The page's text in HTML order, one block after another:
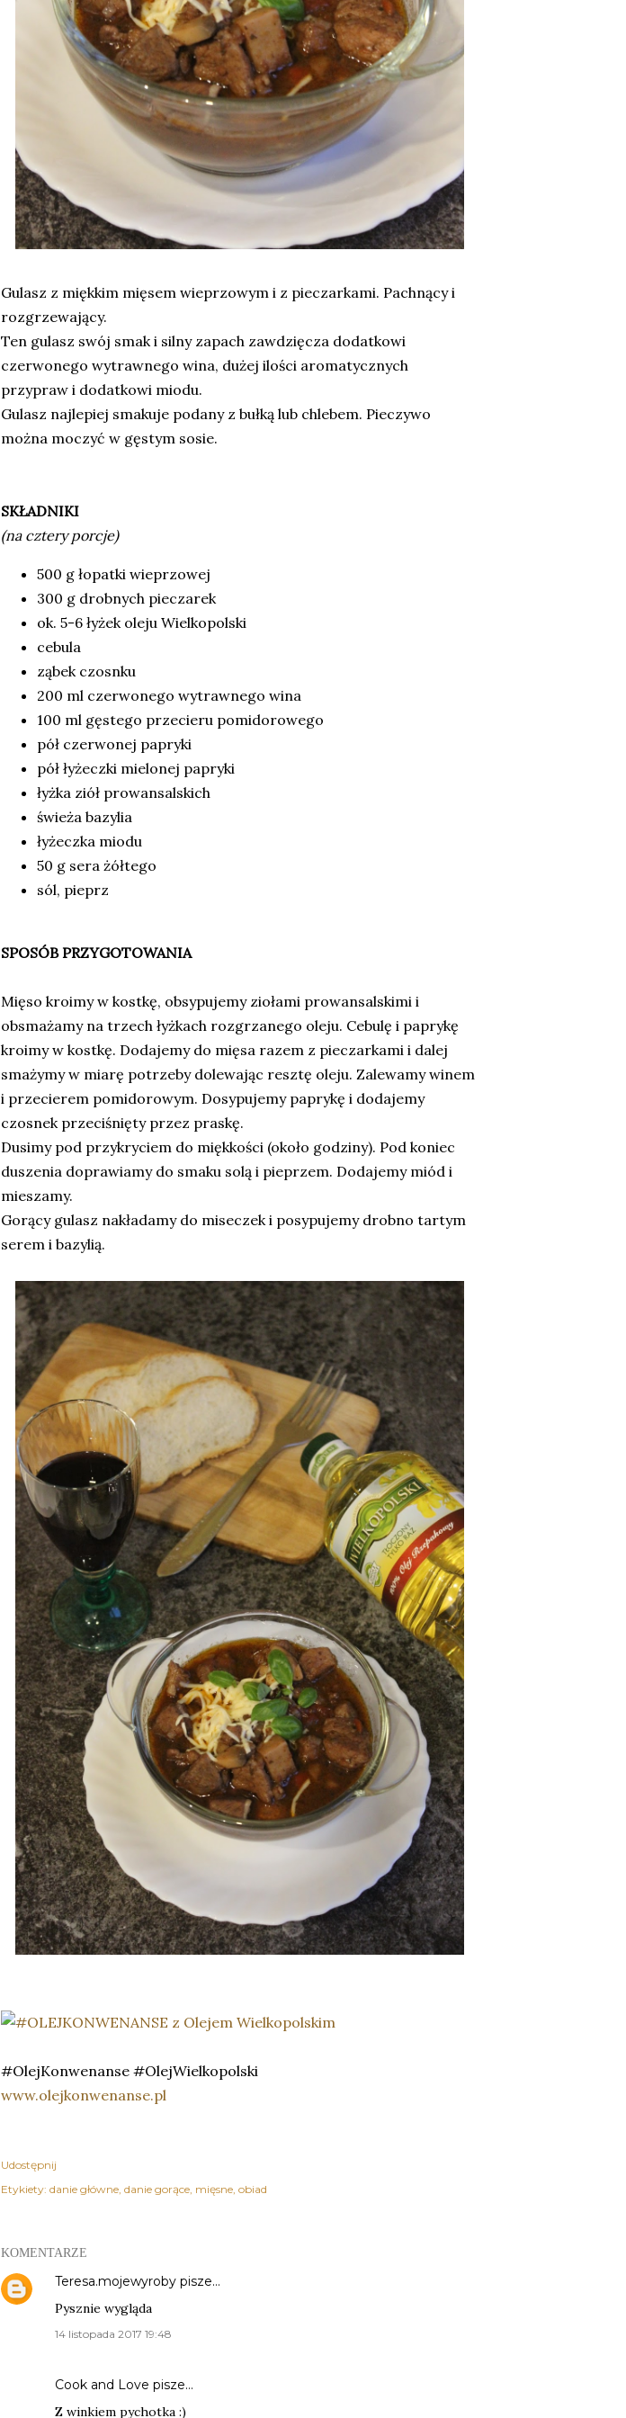
Gulasz z miękkim mięsem wieprzowym i z pieczarkami. Pachnący i
rozgrzewający.
Ten gulasz swój smak i silny zapach zawdzięcza dodatkowi
czerwonego wytrawnego wina, dużej ilości aromatycznych
przypraw i dodatkowi miodu.
Gulasz najlepiej smakuje podany z bułką lub chlebem. Pieczywo
można moczyć w gęstym sosie.
SKŁADNIKI
(na cztery porcje)
500 g łopatki wieprzowej
300 g drobnych pieczarek
ok. 5-6 łyżek oleju Wielkopolski
cebula
ząbek czosnku
200 ml czerwonego wytrawnego wina
100 ml gęstego przecieru pomidorowego
pół czerwonej papryki
pół łyżeczki mielonej papryki
łyżka ziół prowansalskich
świeża bazylia
łyżeczka miodu
50 g sera żółtego
sól, pieprz
SPOSÓB PRZYGOTOWANIA
Mięso kroimy w kostkę, obsypujemy ziołami prowansalskimi i
obsmażamy na trzech łyżkach rozgrzanego oleju. Cebulę i paprykę
kroimy w kostkę. Dodajemy do mięsa razem z pieczarkami i dalej
smażymy w miarę potrzeby dolewając resztę oleju. Zalewamy winem
i przecierem pomidorowym. Dosypujemy paprykę i dodajemy
czosnek przeciśnięty przez praskę.
Dusimy pod przykryciem do miękkości (około godziny). Pod koniec
duszenia doprawiamy do smaku solą i pieprzem. Dodajemy miód i
mieszamy.
Gorący gulasz nakładamy do miseczek i posypujemy drobno tartym
serem i bazylią.
#OlejKonwenanse #OlejWielkopolski
www.olejkonwenanse.pl
Udostępnij
Etykiety: danie główne danie gorące mięsne obiad
KOMENTARZE
Teresa.mojewyrobypisze…
Pysznie wygląda
14 listopada 2017 19:48
Cook and Love pisze…
Z winkiem pychotka :)